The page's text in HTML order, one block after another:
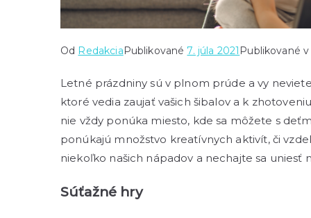
Od RedakciaPublikované 7. júla 2021 Publikované
Letné prázdniny sú v plnom prúde a vy
ktoré vedia zaujať vašich šibalov a k
nie vždy ponúka miesto, kde sa môžete s
ponúkajú množstvo kreatívnych aktivít, či
niekoľko našich nápadov a nechajte sa uniesť
Súťažné hry